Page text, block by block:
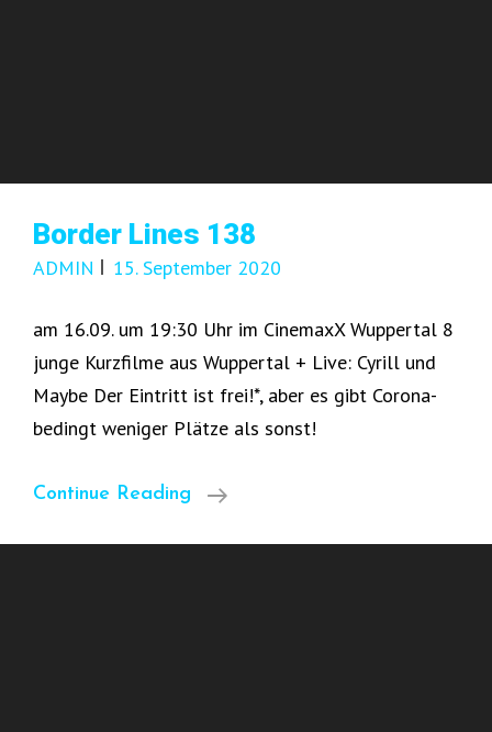
Border Lines 138
ADMIN 15. September 2020
am 16.09. um 19:30 Uhr im CinemaxX Wuppertal 8
junge Kurzfilme aus Wuppertal + Live: Cyrill und
Maybe Der Eintritt ist frei!*, aber es gibt Corona-
bedingt weniger Plätze als sonst!
Continue Reading
Border